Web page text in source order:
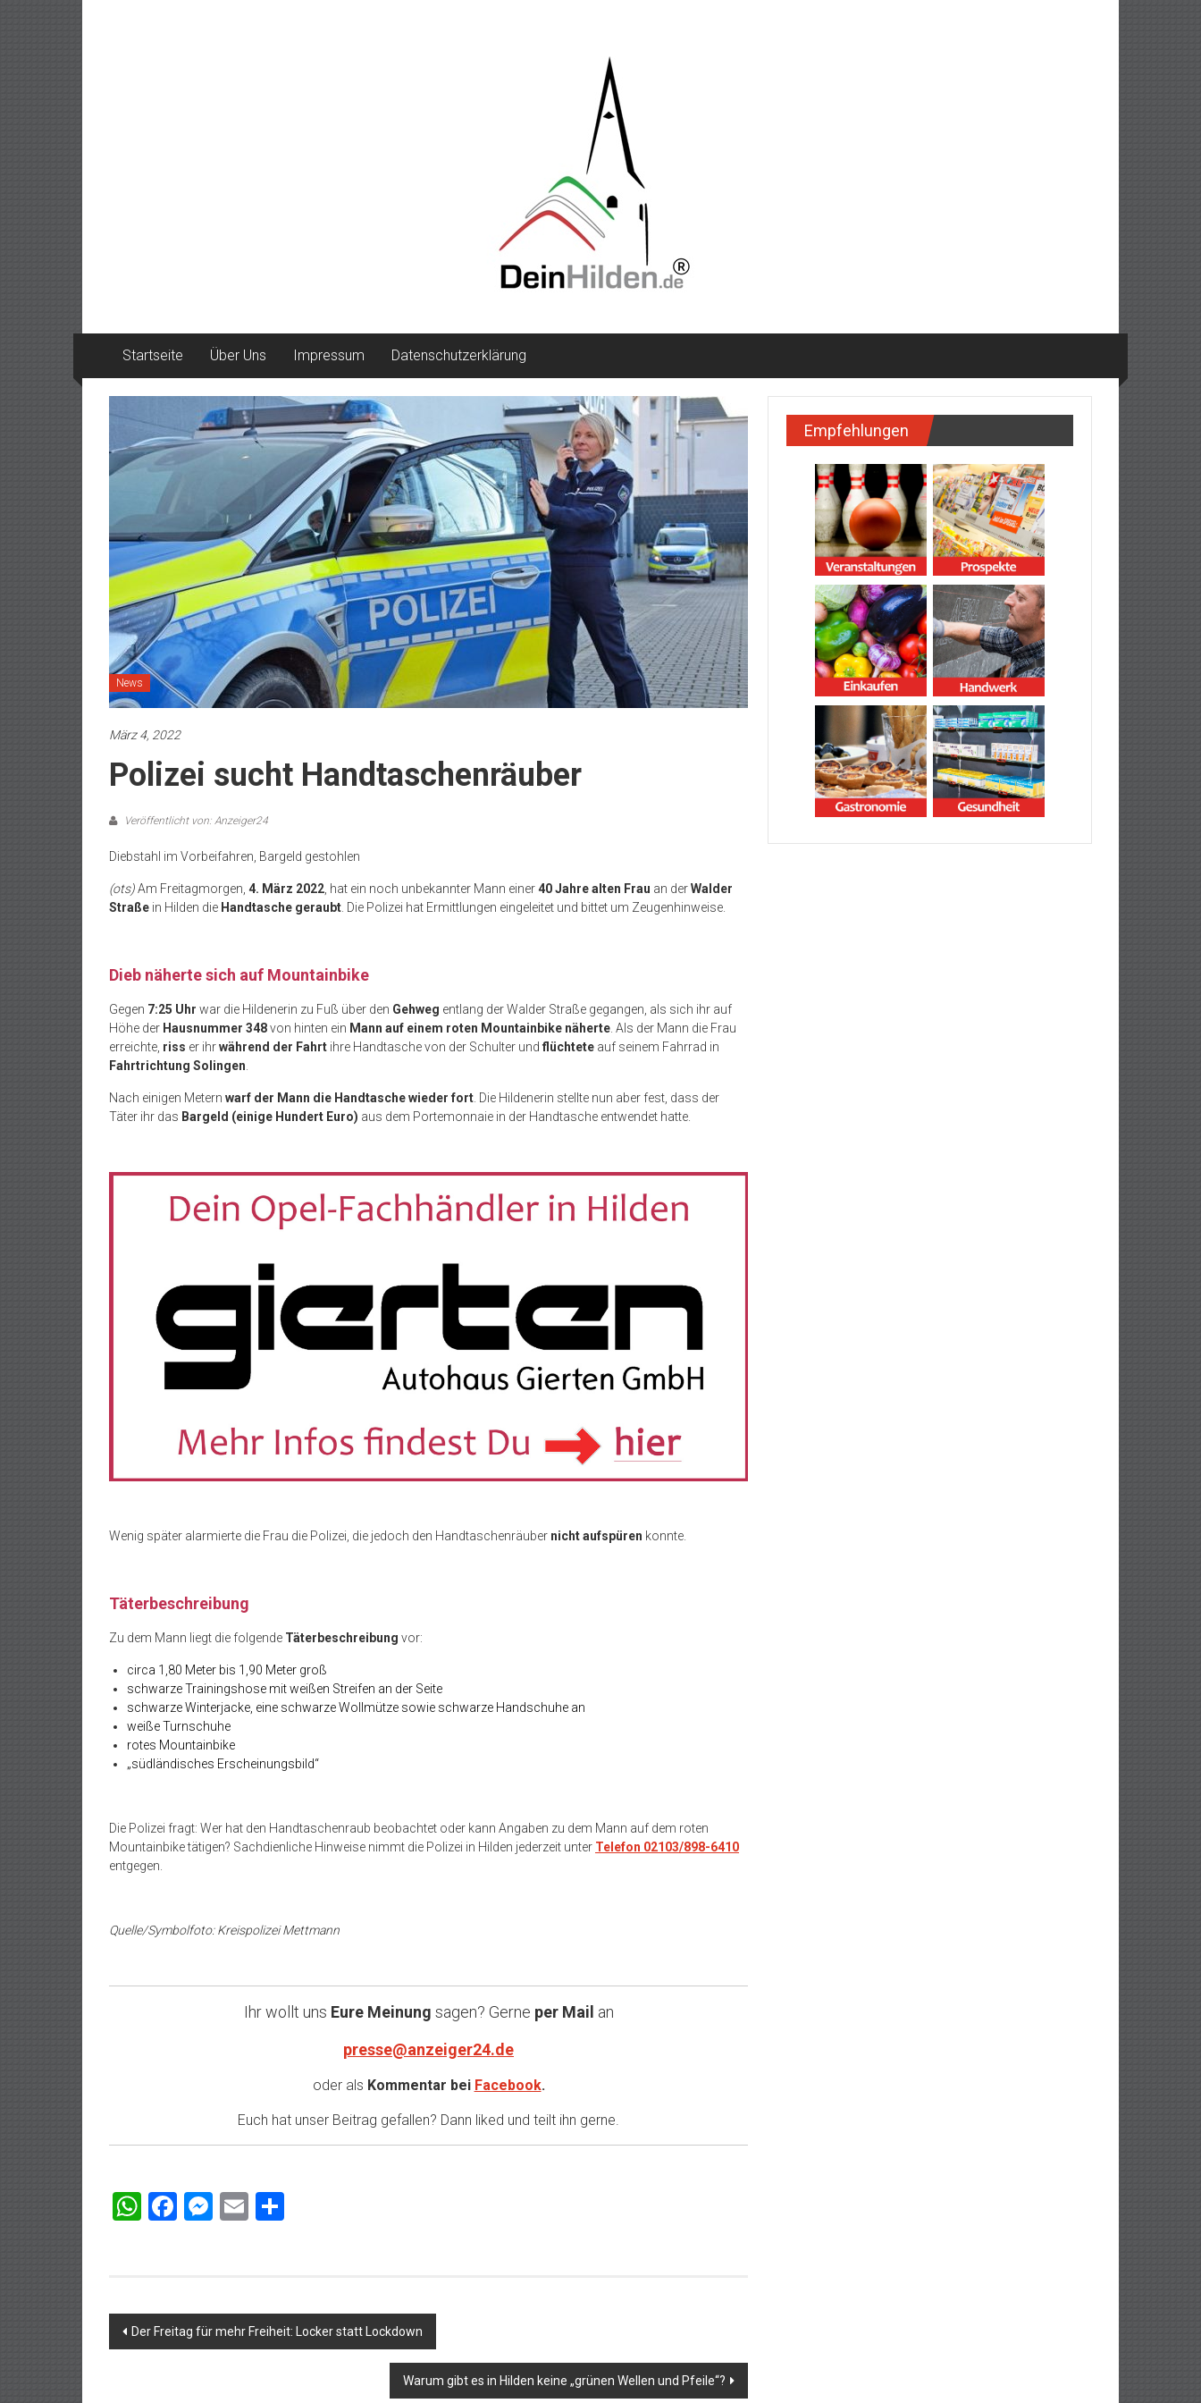
Startseite Über Uns Impressum Datenschutzerklärung
News
März 4, 2022
Polizei sucht Handtaschenräuber
Veröffentlicht von: Anzeiger24
Diebstahl im Vorbeifahren, Bargeld gestohlen
(ots)Am Freitagmorgen, 4. März 2022 , hat ein noch unbekannter Mann einer40 Jahre alten Frau an derWalder
Straße in Hilden die Handtasche geraubt . Die Polizei hat Ermittlungen eingeleitet und bittet um Zeugenhinweise.
Dieb näherte sich auf Mountainbike
Gegen 7:25 Uhr war die Hildenerin zu Fuß über den Gehweg entlang der Walder Straße gegangen, als sich ihr auf
Höhe der Hausnummer 348von hinten ein Mann auf einem roten Mountainbike näherte . Als der Mann die Frau
erreichte, riss er ihrwährend der Fahrt ihre Handtasche von der Schulter und flüchtete auf seinem Fahrrad in
Fahrtrichtung Solingen
Nach einigen Metern warf der Mann die Handtasche wieder fort . Die Hildenerin stellte nun aber fest, dass der
Täter ihr das Bargeld (einige Hundert Euro) aus dem Portemonnaie in der Handtasche entwendet hatte.
Wenig später alarmierte die Frau die Polizei, die jedoch den Handtaschenräuber nicht aufspüren konnte.
Täterbeschreibung
Zu dem Mann liegt die folgende Täterbeschreibung vor:
circa 1,80 Meter bis 1,90 Meter groß
schwarze Trainingshose mit weißen Streifen an der Seite
schwarze Winterjacke, eine schwarze Wollmütze sowie schwarze Handschuhe an
weiße Turnschuhe
rotes Mountainbike
„südländisches Erscheinungsbild“
Die Polizei fragt: Wer hat den Handtaschenraub beobachtet oder kann Angaben zu dem Mann auf dem roten
Mountainbike tätigen? Sachdienliche Hinweise nimmt die Polizei in Hilden jederzeit unter Telefon 02103/898-6410
entgegen.
Quelle/Symbolfoto: Kreispolizei Mettmann
Ihr wollt uns Eure Meinung sagen? Gerne per Mail an
presse@anzeiger24.de
oder als Kommentar bei Facebook.
Euch hat unser Beitrag gefallen? Dann liked und teilt ihn gerne.
WhatsApp
Facebook
Messenger
Email
Beitragsnavigation
Der Freitag für mehr Freiheit: Locker statt Lockdown
Warum gibt es in Hilden keine „grünen Wellen und Pfeile“?
Empfehlungen